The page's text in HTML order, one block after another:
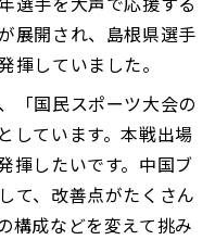
展開され、島根県選手
揮していました。
「国民スポーツ大会の
しています。本戦出場
揮したいです。中国ブ
て、改善点がたくさん
構成などを変えて挑み